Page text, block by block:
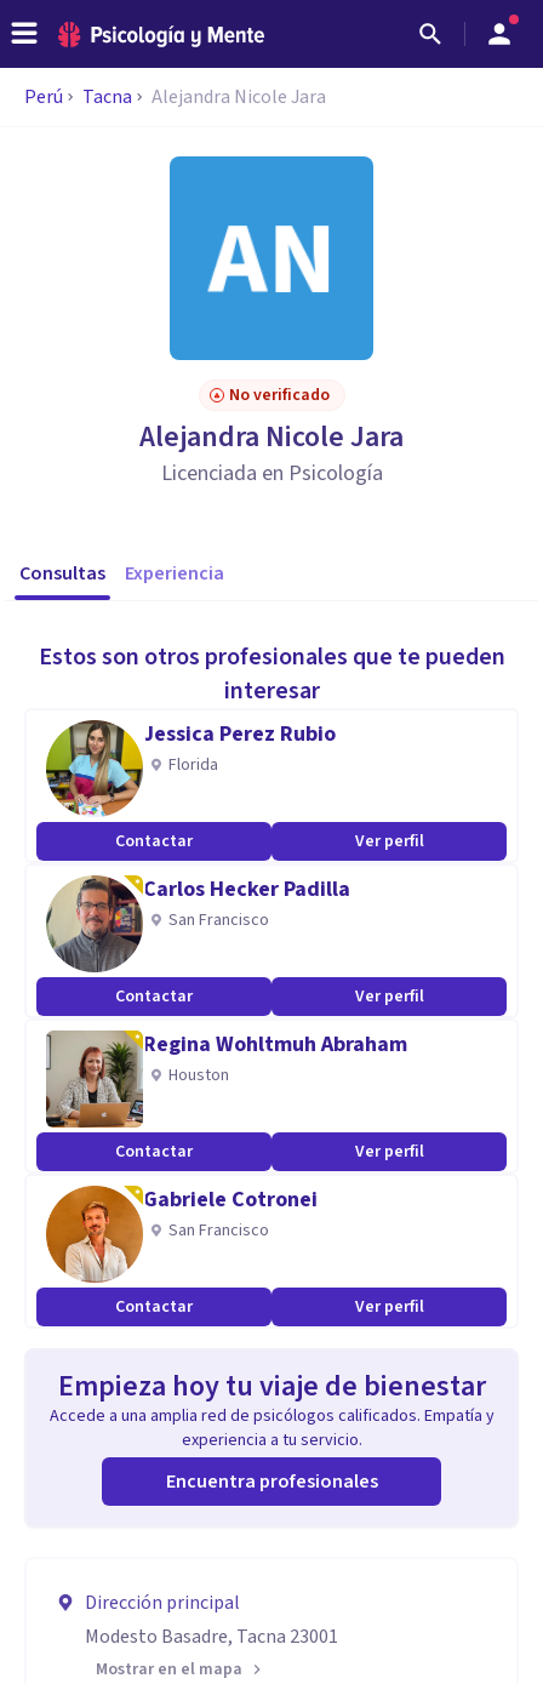
Perú Tacna Alejandra Nicole Jara
No verificado
Alejandra Nicole Jara
Licenciada en Psicología
Consultas Experiencia
Estos son otros profesionales que te pueden
interesar
Jessica Perez Rubio
Florida
Contactar Ver perfil
Carlos Hecker Padilla
San Francisco
Contactar Ver perfil
Regina Wohltmuh Abraham
Houston
Contactar Ver perfil
Gabriele Cotronei
San Francisco
Contactar Ver perfil
Empieza hoy tu viaje de bienestar
Accede a una amplia red de psicólogos calificados. Empatía y
experiencia a tu servicio.
Encuentra profesionales
Dirección principal
Modesto Basadre, Tacna 23001
Mostrar en el mapa